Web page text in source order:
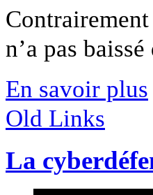
n’a pas
En savoir plus
Old Links
La